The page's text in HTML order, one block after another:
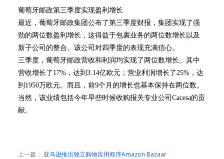
葡萄牙邮政第三季度实现盈利增长
最近，葡萄牙邮政集团公布了第三季度财报，集团实现了强
劲的两位数盈利增长，这得益于包裹业务的两位数增长以及
新子公司的整合。该公司对四季度的表现充满信心。
三季度，葡萄牙邮政营收和利润均实现了两位数增长。其中
营收增长了17%，达到3.14亿欧元；营业利润增长了25%，达
到1950万欧元。而且，前9个月的增长也基本保持在两位数。
当然，该业绩包括今年早些时候收购报关专业公司Cacesa的贡
献。
上一篇： 亚马逊推出独立购物应用程序Amazon Bazaar